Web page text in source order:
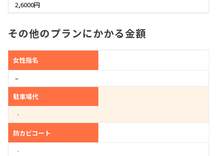
2,6000円
その他のプランにかかる金額
女性指名
–
駐車場代
‐
防カビコート
‐